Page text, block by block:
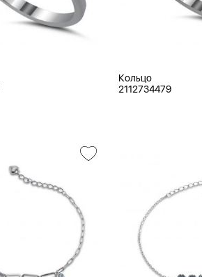
Кольцо
2112734479